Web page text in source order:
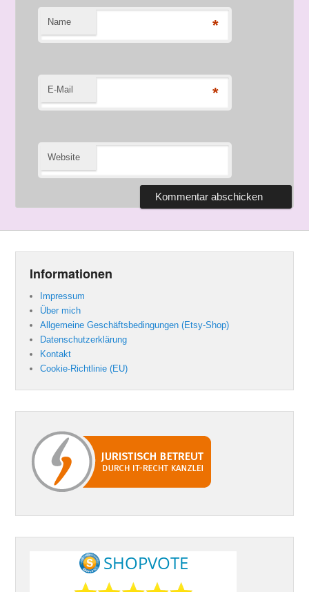
Name *
E-Mail *
Website
Informationen
Impressum
Über mich
Allgemeine Geschäftsbedingungen (Etsy-Shop)
Datenschutzerklärung
Kontakt
Cookie-Richtlinie (EU)